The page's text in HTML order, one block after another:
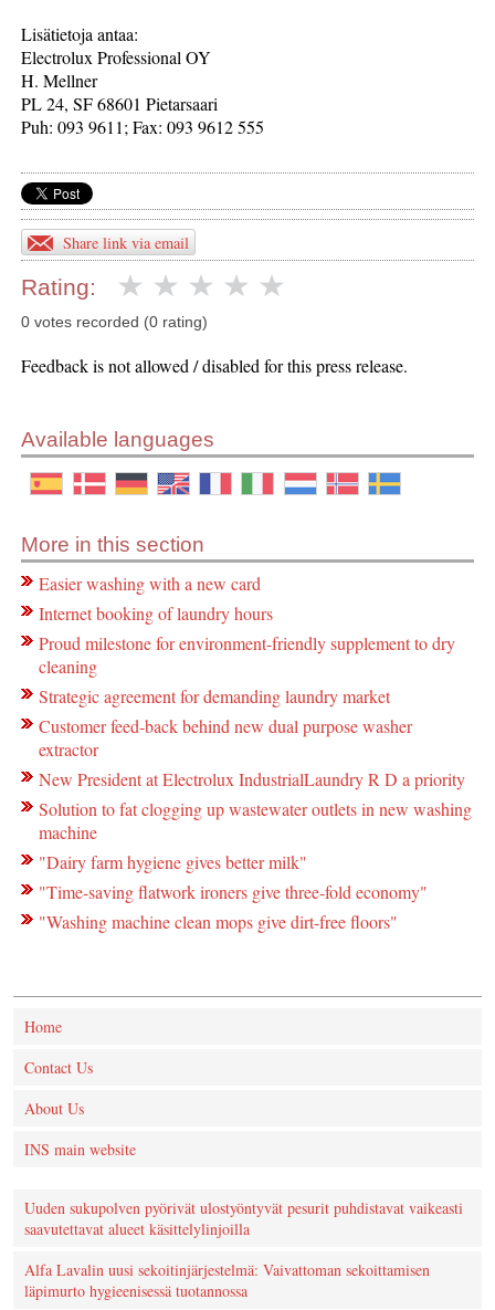
Lisätietoja antaa:
Electrolux Professional OY
H. Mellner
PL 24, SF 68601 Pietarsaari
Puh: 093 9611; Fax: 093 9612 555
Share link via email
Rating:
0 votes recorded (0 rating)
Feedback is not allowed / disabled for this press release.
Available languages
More in this section
Easier washing with a new card
Internet booking of laundry hours
Proud milestone for environment-friendly supplement to dry
cleaning
Strategic agreement for demanding laundry market
Customer feed-back behind new dual purpose washer
extractor
New President at Electrolux IndustrialLaundry R D a priority
Solution to fat clogging up wastewater outlets in new washing
machine
"Dairy farm hygiene gives better milk"
"Time-saving flatwork ironers give three-fold economy"
"Washing machine clean mops give dirt-free floors"
Home
Contact Us
About Us
INS main website
Uuden sukupolven pyörivät ulostyöntyvät pesurit puhdistavat vaikeasti
saavutettavat alueet käsittelylinjoilla
Alfa Lavalin uusi sekoitinjärjestelmä: Vaivattoman sekoittamisen
läpimurto hygieenisessä tuotannossa